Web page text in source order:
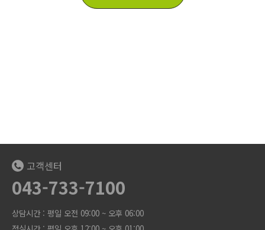
고객센터
043-733-7100
상담시간 : 평일 오전 09:00 ~ 오후 06:00